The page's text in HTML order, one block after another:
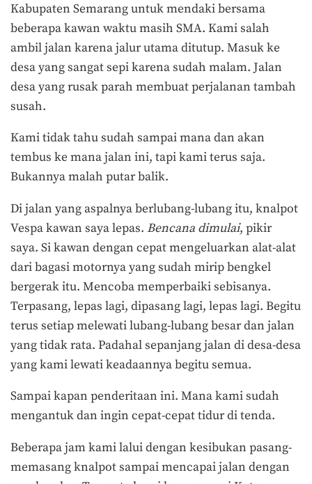
Kabupaten Semarang untuk mendaki bersama
beberapa kawan waktu masih SMA. Kami salah
ambil jalan karena jalur utama ditutup. Masuk ke
desa yang sangat sepi karena sudah malam. Jalan
desa yang rusak parah membuat perjalanan tambah
susah.
Kami tidak tahu sudah sampai mana dan akan
tembus ke mana jalan ini, tapi kami terus saja.
Bukannya malah putar balik.
Di jalan yang aspalnya berlubang-lubang itu, knalpot
Vespa kawan saya lepas. Bencana dimulai, pikir
saya. Si kawan dengan cepat mengeluarkan alat-alat
dari bagasi motornya yang sudah mirip bengkel
bergerak itu. Mencoba memperbaiki sebisanya.
Terpasang, lepas lagi, dipasang lagi, lepas lagi. Begitu
terus setiap melewati lubang-lubang besar dan jalan
yang tidak rata. Padahal sepanjang jalan di desa-desa
yang kami lewati keadaannya begitu semua.
Sampai kapan penderitaan ini. Mana kami sudah
mengantuk dan ingin cepat-cepat tidur di tenda.
Beberapa jam kami lalui dengan kesibukan pasang-
memasang knalpot sampai mencapai jalan dengan